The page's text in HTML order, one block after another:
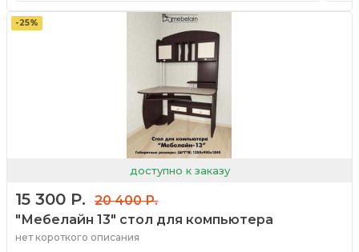
доступно к заказу
-25%
15 300 Р.
20 400 Р.
"Мебелайн 13" стол для компьютера
нет короткого описания